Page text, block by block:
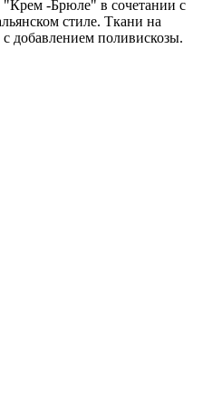
"Крем -Брюле" в сочетании с
стиле. Ткани на
добавлением поливискозы.